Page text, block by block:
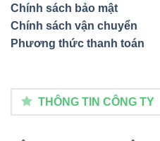
Chính sách bảo mật
Chính sách vận chuyển
Phương thức thanh toán
THÔNG TIN CÔNG TY